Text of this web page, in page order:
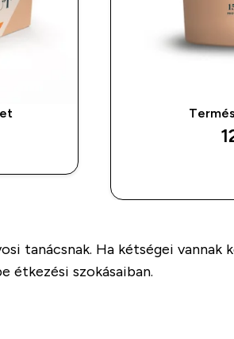
tanácsnak. Ha kétségei vannak
étkezési szokásaiban.